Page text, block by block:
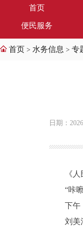
首页
便民服务
首页 > 水务信息 > 专
日期：
《人民
“咔嚓
下午，
刘美清